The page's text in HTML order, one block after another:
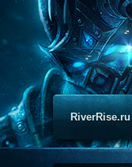
RiverRise.ru